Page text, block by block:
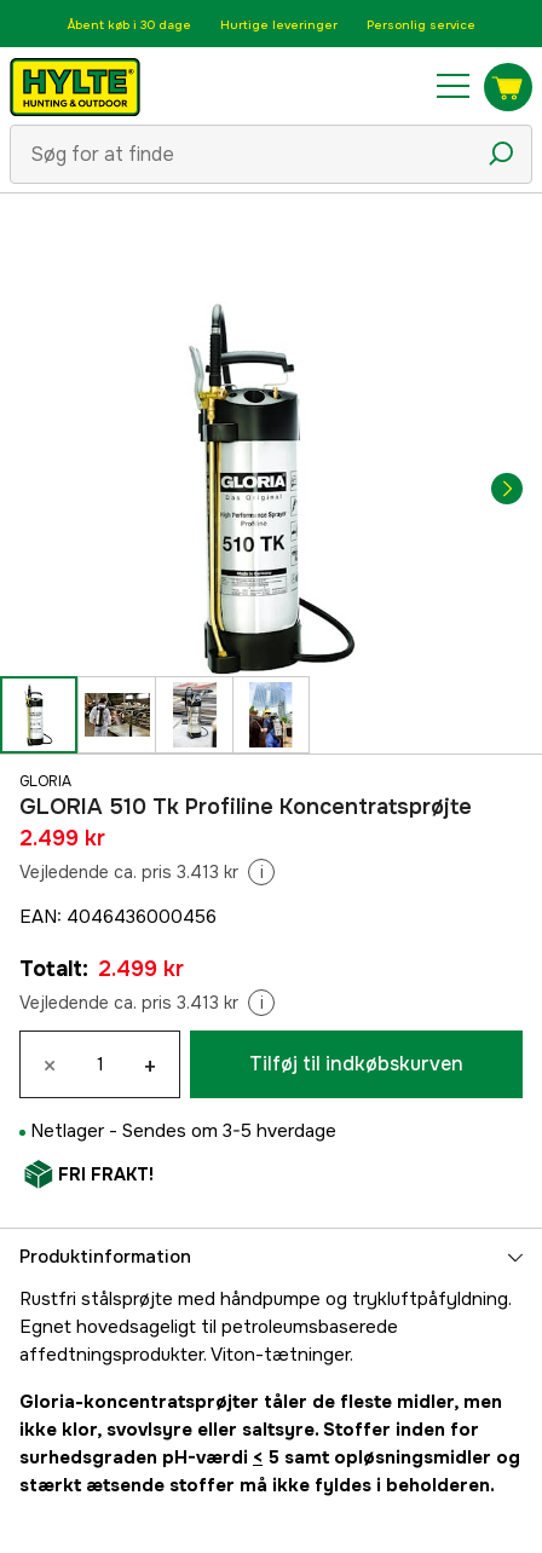
Åbent køb i 30 dage Hurtige leveringer Personlig service
GLORIA
GLORIA 510 Tk Profiline Koncentratsprøjte
2.499 kr
Vejledende ca. pris 3.413 kr i
EAN: 4046436000456
Totalt: 2.499 kr
Vejledende ca. pris 3.413 kr i
× + Tilføj til indkøbskurven
Netlager - Sendes om 3-5 hverdage
FRI FRAKT!
Produktinformation
Rustfri stålsprøjte med håndpumpe og trykluftpåfyldning.
Egnet hovedsageligt til petroleumsbaserede
affedtningsprodukter. Viton-tætninger.
Gloria-koncentratsprøjter tåler de fleste midler, men
ikke klor, svovlsyre eller saltsyre. Stoffer inden for
surhedsgraden pH-værdi < 5 samt opløsningsmidler og
stærkt ætsende stoffer må ikke fyldes i beholderen.